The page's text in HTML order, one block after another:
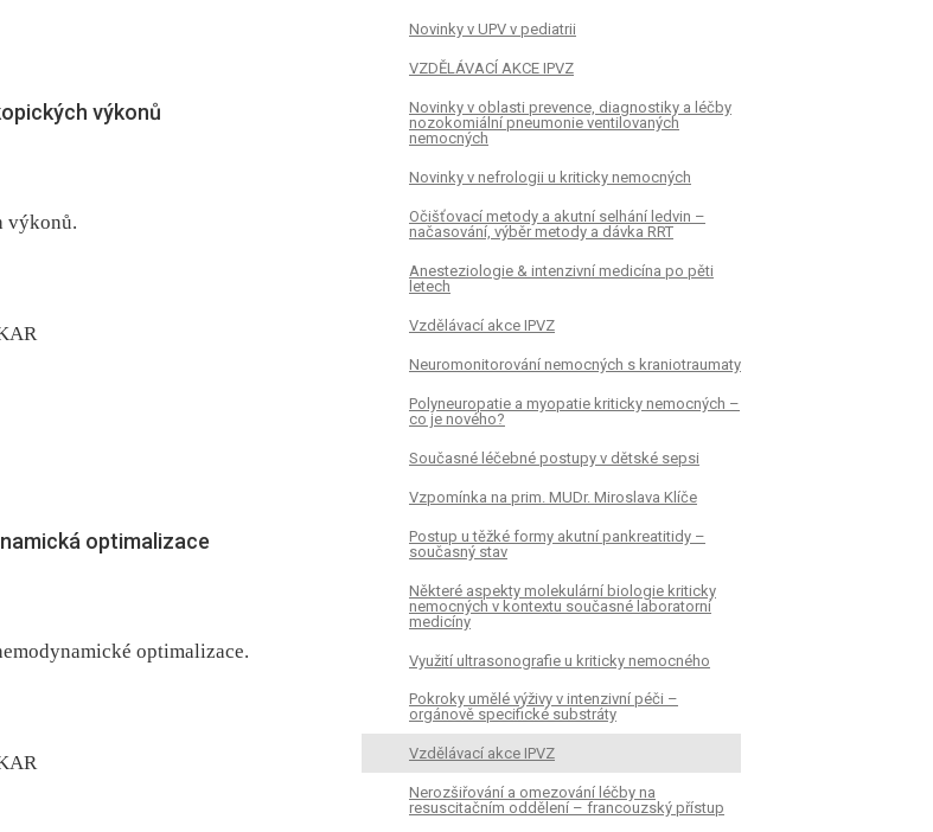
výkonů
výkonů.
optimalizace
optimalizace.
Novinky v UPV v pediatrii
VZDĚLÁVACÍ AKCE IPVZ
Novinky v oblasti prevence, diagnostiky a léčby
nozokomiální pneumonie ventilovaných
nemocných
Novinky v nefrologii u kriticky nemocných
Očišťovací metody a akutní selhání ledvin –
načasování, výběr metody a dávka RRT
Anesteziologie & intenzivní medicína po pěti
letech
Vzdělávací akce IPVZ
Neuromonitorování nemocných s kraniotraumaty
Polyneuropatie a myopatie kriticky nemocných –
co je nového?
Současné léčebné postupy v dětské sepsi
Vzpomínka na prim. MUDr. Miroslava Klíče
Postup u těžké formy akutní pankreatitidy –
současný stav
Některé aspekty molekulární biologie kriticky
nemocných v kontextu současné laboratorní
medicíny
Využití ultrasonografie u kriticky nemocného
Pokroky umělé výživy v intenzivní péči –
orgánově specifické substráty
Vzdělávací akce IPVZ
Nerozšiřování a omezování léčby na
resuscitačním oddělení – francouzský přístup